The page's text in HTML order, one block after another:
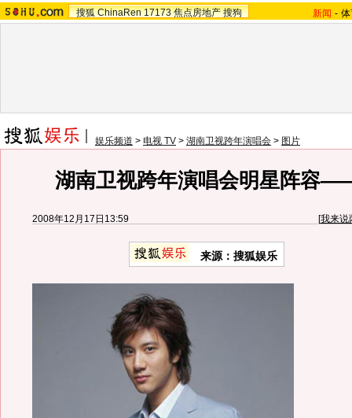
搜狐 ChinaRen 17173 焦点房地产 搜狗 新闻 -
娱乐频道 > 电视 TV > 湖南卫视跨年演唱会 > 图片
湖南卫视跨年演唱会明星阵容
2008年12月17日13:59 [我来说
来源：搜狐娱乐